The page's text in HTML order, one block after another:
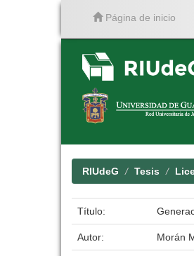
Página de inicio
RIUdeG Tesis
Título:
Autor: Morán